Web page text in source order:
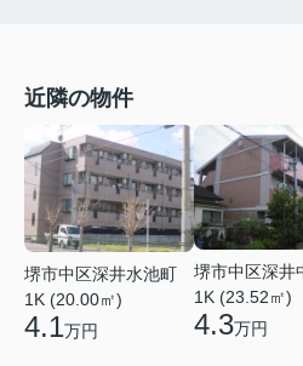
近隣の物件
堺市中区深井水池町
1K (20.00㎡)
4.1万円
堺市中区深井
1K (23.52㎡)
4.3万円